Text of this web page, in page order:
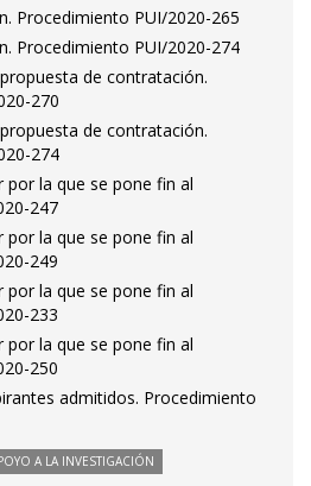
Procedimiento PUI/2020-265
Procedimiento PUI/2020-274
de contratación.
270
de contratación.
274
por la que se pone fin al
247
por la que se pone fin al
249
por la que se pone fin al
233
por la que se pone fin al
250
admitidos. Procedimiento
A LA INVESTIGACIÓN